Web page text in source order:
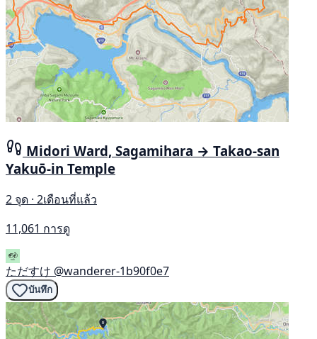
Midori Ward, Sagamihara → Takao-san
Yakuō-in Temple
2 จุด · 2เดือนที่แล้ว
11,061 การดู
ただすけ @wanderer-1b90f0e7
บันทึก